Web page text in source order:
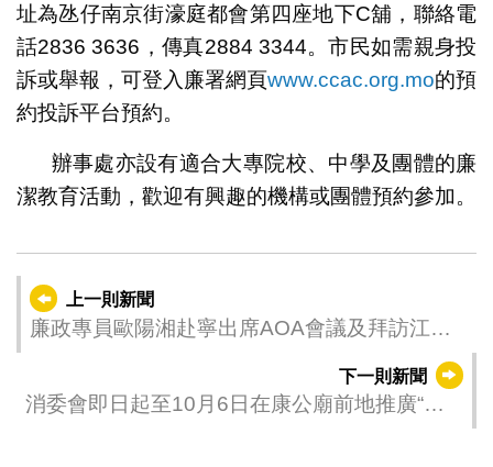
址為氹仔南京街濠庭都會第四座地下C舖，聯絡電
話2836 3636，傳真2884 3344。市民如需親身投
訴或舉報，可登入廉署網頁www.ccac.org.mo的預
約投訴平台預約。
辦事處亦設有適合大專院校、中學及團體的廉
潔教育活動，歡迎有興趣的機構或團體預約參加。
上一則新聞
廉政專員歐陽湘赴寧出席AOA會議及拜訪江蘇
下一則新聞
消委會即日起至10月6日在康公廟前地推廣“誠